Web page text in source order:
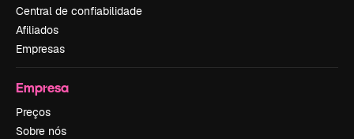
Central de confiabilidade
Afiliados
Empresas
Empresa
Preços
Sobre nós